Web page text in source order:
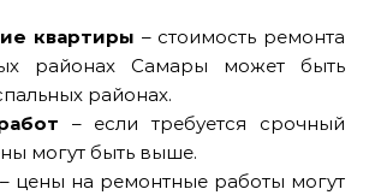
квартиры – стоимость ремонта
районах Самары может быть
районах.
– если требуется срочный
могут быть выше.
– цены на ремонтные работы могут